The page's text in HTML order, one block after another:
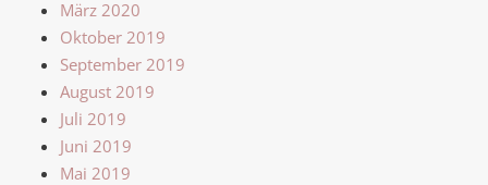
März 2020
Oktober 2019
September 2019
August 2019
Juli 2019
Juni 2019
Mai 2019